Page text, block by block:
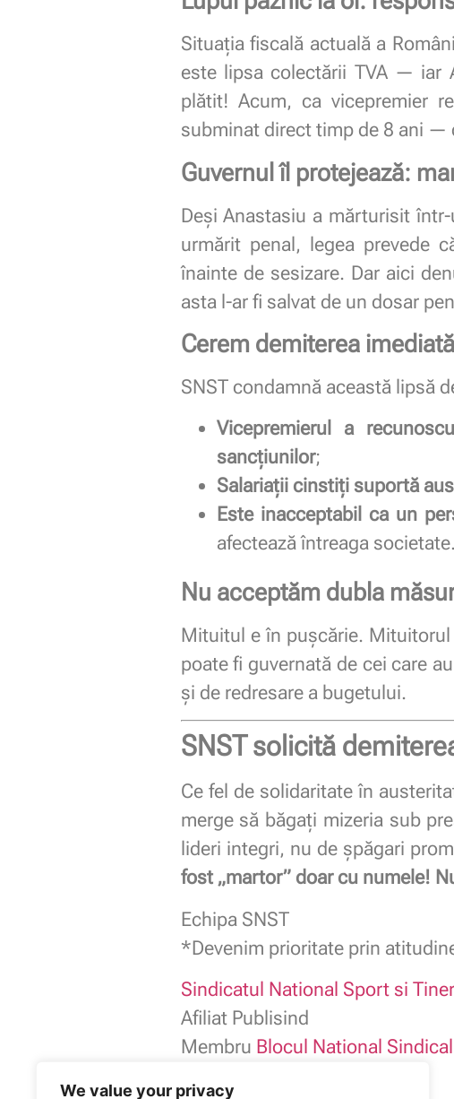
We value your privacy
Situația fiscală actuală a
este lipsa colectării TVA — iar
plătit! Acum, ca vicepremier
subminat direct timp de 8 ani —
Guvernul îl protejează:
Deși Anastasiu a mărturisit
urmărit penal, legea prevede
înainte de sesizare. Dar aici
asta l-ar fi salvat de un dosar
Cerem demiterea
SNST condamnă această lipsă
Vicepremierul a
sancțiunilor;
Salariații cinstiți suportă
Este inacceptabil ca un
afectează întreaga societate.
Nu acceptăm dubla
Mituitul e în pușcărie. Mituitorul
poate fi guvernată de cei care
și de redresare a bugetului.
SNST solicită
Ce fel de solidaritate în
merge să băgați mizeria sub
lideri integri, nu de șpăgari
fost „martor” doar cu numele!
Echipa SNST
*Devenim prioritate prin
Sindicatul National Sport si
Afiliat Publisind
Membru Blocul National